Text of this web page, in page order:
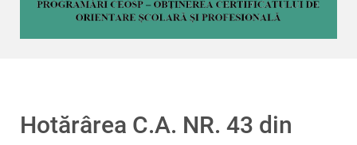
Hotărârea C.A. NR. 43 din